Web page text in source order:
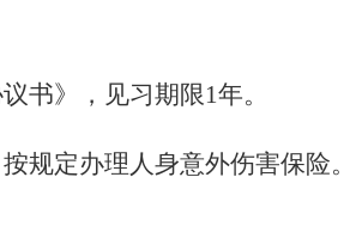
书》，见习期限1年。
规定办理人身意外伤害保险。